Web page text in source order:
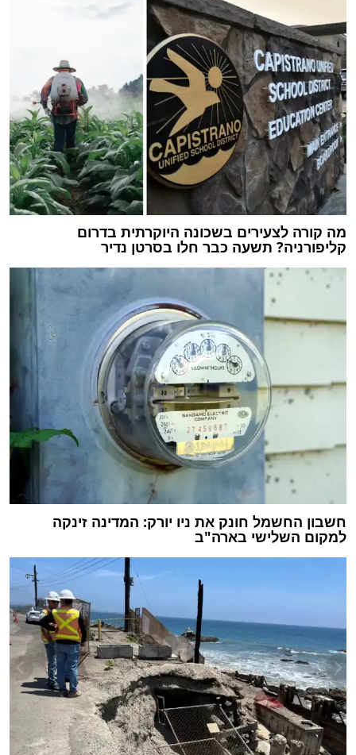
מה קורה לצעירים בשכונה היוקרתית בדרום
קליפורניה? תשעה כבר חלו בסרטן נדיר
חשבון החשמל חונק את ניו יורק: המדינה זינקה
למקום השלישי בארה"ב